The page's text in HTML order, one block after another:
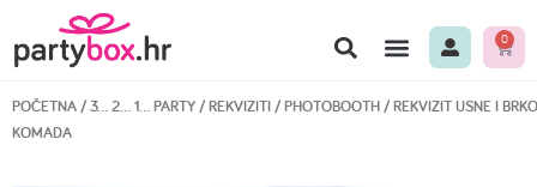
0
POČETNA/3… 2… 1… PARTY/REKVIZITI/PHOTOBOOTH/ REKVIZIT USNE I
KOMADA